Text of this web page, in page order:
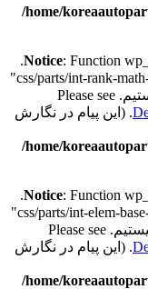
/home/
Notice: Function
.
قادر به خواندن کلید "path" با مقدار "/css/parts/int-rank-math-rtl.css"
for more information. (این پیام در نگارش
/home/
Notice: Function
.
قادر به خواندن کلید "path" با مقدار "/css/parts/int-elem-base-rtl.css"
for more information. (این پیام در نگارش
/home/